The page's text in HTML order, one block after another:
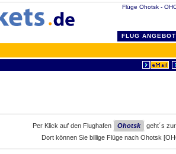
Flüge Ohotsk -
FLUG
Per Klick auf den Flughafen Ohotsk
geht´s
Dort können Sie billige Flüge nach Ohotsk